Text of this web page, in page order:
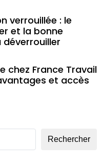
verrouillée : le
et la bonne
chez France Travail
et accès
Rechercher